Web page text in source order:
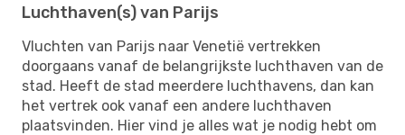
Luchthaven(s) van Parijs
Vluchten van Parijs naar Venetië vertrekken
doorgaans vanaf de belangrijkste luchthaven van de
stad. Heeft de stad meerdere luchthavens, dan kan
het vertrek ook vanaf een andere luchthaven
plaatsvinden. Hier vind je alles wat je nodig hebt om